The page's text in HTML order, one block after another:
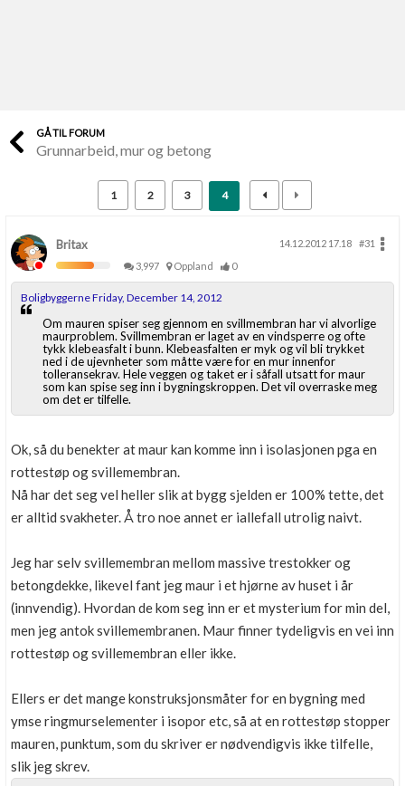
Finn håndverkere
Skaff dokumentasjon som mangler
Kundeservice
Få svar på det du lurer på
Kom i gang med Boligmappa
Se din bolig? Klikk her
Få mer ut av Boligmappa
GÅ TIL FORUM
Grunnarbeid, mur og betong
1 2 3 4
Britax 14.12.2012 17.18
#31
3,997
Oppland 0
Boligbyggerne Friday, December 14, 2012
Om mauren spiser seg gjennom en svillmembran har vi alvorlige
maurproblem. Svillmembran er laget av en vindsperre og ofte
tykk klebeasfalt i bunn. Klebeasfalten er myk og vil bli trykket
ned i de ujevnheter som måtte være for en mur innenfor
tolleransekrav. Hele veggen og taket er i såfall utsatt for maur
som kan spise seg inn i bygningskroppen. Det vil overraske meg
om det er tilfelle.
Ok, så du benekter at maur kan komme inn i isolasjonen pga en
rottestøp og svillemembran.
Nå har det seg vel heller slik at bygg sjelden er 100% tette, det
er alltid svakheter. Å tro noe annet er iallefall utrolig naivt.
Jeg har selv svillemembran mellom massive trestokker og
betongdekke, likevel fant jeg maur i et hjørne av huset i år
(innvendig). Hvordan de kom seg inn er et mysterium for min del,
men jeg antok svillemembranen. Maur finner tydeligvis en vei inn
rottestøp og svillemembran eller ikke.
Ellers er det mange konstruksjonsmåter for en bygning med
ymse ringmurselementer i isopor etc, så at en rottestøp stopper
mauren, punktum, som du skriver er nødvendigvis ikke tilfelle,
slik jeg skrev.